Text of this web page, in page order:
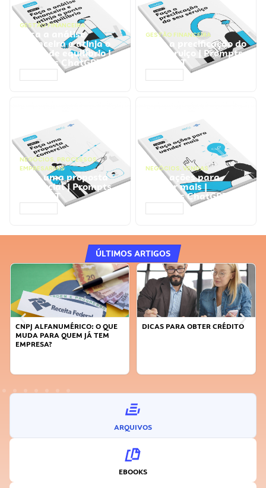
GESTÃO FINANCEIRA
Faça a análise
financeira e atinja o
ponto de equilíbrio |
Prompts ChatGPT
GESTÃO FINANCEIRA
Faça a precificação do
seu serviço | Prompts
ChatGPT
NEGÓCIOS, PROCESSOS
EMPRESARIAIS
Faça uma proposta
comercial | Prompts
ChatGPT
NEGÓCIOS, VENDAS
Faça ações para
vender mais |
Prompts ChatGPT
ÚLTIMOS ARTIGOS
ALFANUMÉRICO: O QUE
PARA QUEM JÁ TEM
DICAS PARA OBTER CRÉDITO
FAÇA
ARQUIVOS
EBOOKS